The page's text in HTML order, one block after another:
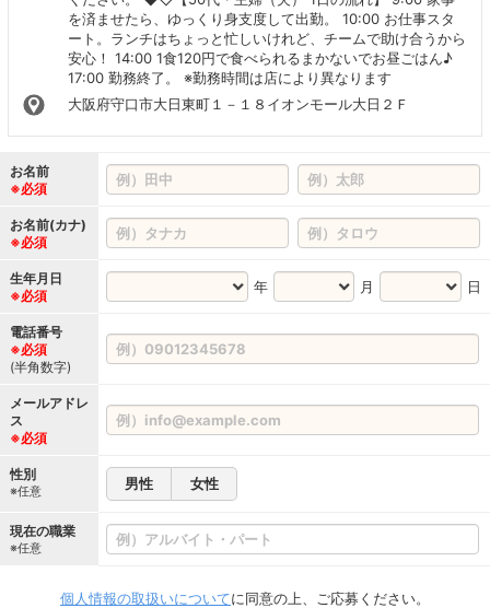
を済ませたら、ゆっくり身支度して出勤。 10:00 お仕事スタ
ート。ランチはちょっと忙しいけれど、チームで助け合うから
安心！ 14:00 1食120円で食べられるまかないでお昼ごはん♪
17:00 勤務終了。 ※勤務時間は店により異なります
大阪府守口市大日東町１－１８イオンモール大日２Ｆ
お名前
※必須
お名前(カナ)
※必須
生年月日
※必須
年 月 日
電話番号
※必須
(半角数字)
メールアドレ
ス
※必須
性別
※任意 男性 女性
現在の職業
※任意
個人情報の取扱いについてに同意の上、ご応募ください。